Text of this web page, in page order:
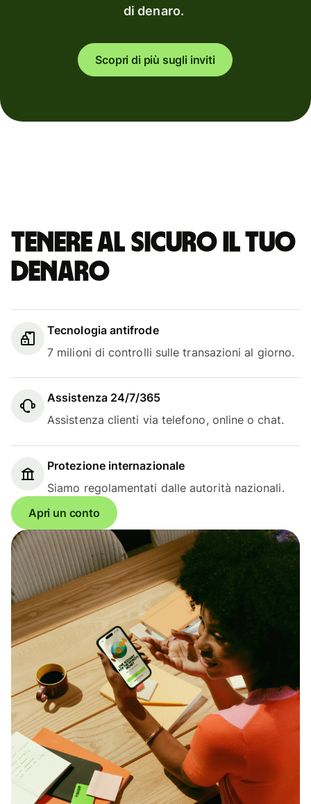
di denaro.
Scopri di più sugli inviti
Tenere al sicuro il tuo
denaro
Tecnologia antifrode
7 milioni di controlli sulle transazioni al giorno.
Assistenza 24/7/365
Assistenza clienti via telefono, online o chat.
Protezione internazionale
Siamo regolamentati dalle autorità nazionali.
Apri un conto